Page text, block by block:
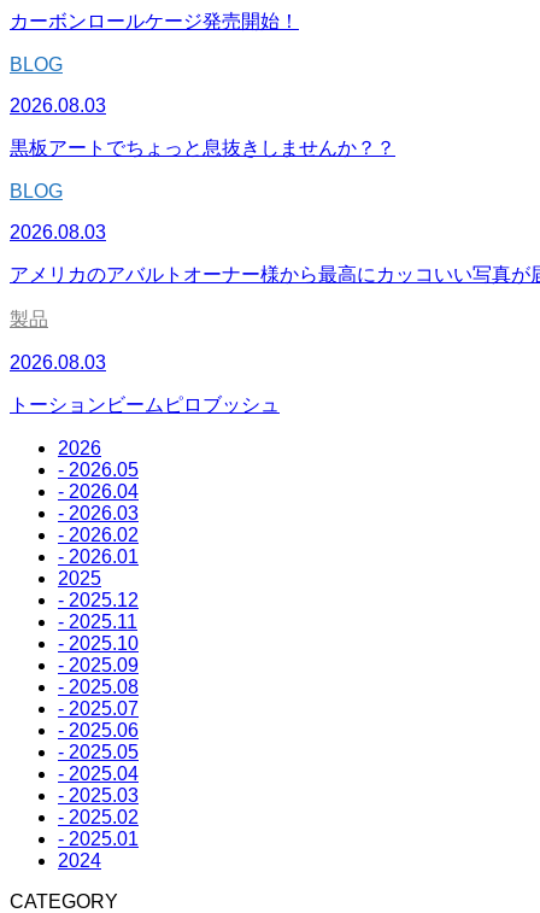
カーボンロールケージ発売開始！
BLOG
2026.08.03
黒板アートでちょっと息抜きしませんか？？
BLOG
2026.08.03
アメリカのアバルトオーナー様から最高にカッコいい写真が
製品
2026.08.03
トーションビームピロブッシュ
2026
- 2026.05
- 2026.04
- 2026.03
- 2026.02
- 2026.01
2025
- 2025.12
- 2025.11
- 2025.10
- 2025.09
- 2025.08
- 2025.07
- 2025.06
- 2025.05
- 2025.04
- 2025.03
- 2025.02
- 2025.01
2024
CATEGORY